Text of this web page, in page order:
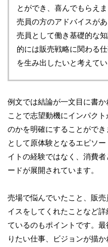
とができ、喜んでもらえ
売員の方のアドバイスが
売員として働き基礎的な
的には販売戦略に関わる
を生み出したいと考えてい
例文では結論が一文目に書
ことで志望動機にインパク
のかを明確にすることがで
として原体験となるエピソ
イトの経験ではなく、消費
ードが展開されています。
売場で悩んでいたこと、販
イスをしてくれたことなど
ているのもポイントです。
りたい仕事、ビジョンが描